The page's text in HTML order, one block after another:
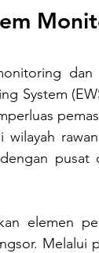
System
pusat
Melalui